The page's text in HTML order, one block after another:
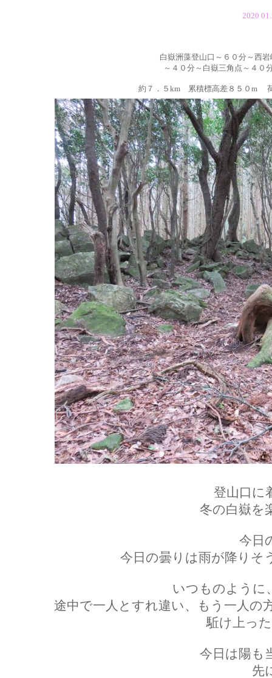
2020
白嶽洲藻登山口～６０分～西
～４０分 ～ 白嶽三角点～４０
約７．５km 累積標高差８５０m
登山口に
冬の白嶽を
今日
今日の曇りは雨が降りそ
いつものように
途中で一人とすれ違い、もう一人
駈け上っ
今日は陽も
先